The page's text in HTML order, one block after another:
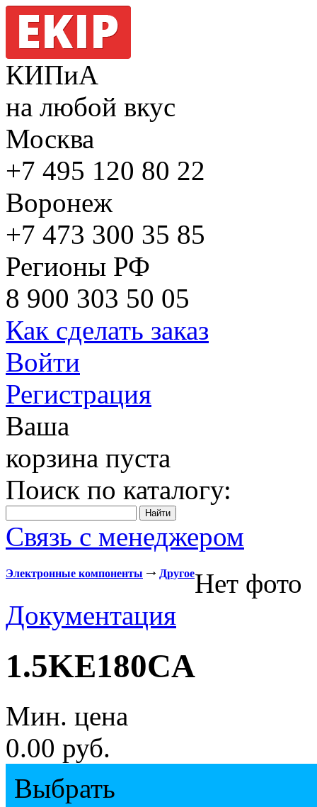
КИПиА
на любой вкус
Москва
+7 495 120 80 22
Воронеж
+7 473 300 35 85
Регионы РФ
8 900 303 50 05
Как сделать заказ
Войти
Регистрация
Ваша
корзина пуста
Поиск по каталогу:
Связь с менеджером
Электронные компоненты ДругоеНет фото
Документация
1.5KE180CA
Мин. цена
0.00 руб.
Выбрать